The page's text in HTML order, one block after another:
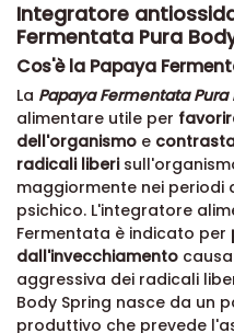
Integratore
Fermentata Pura
Cos'è la Papaya
La Papaya Fermentata Pura
alimentare utile per
dell'organismo e
radicali liberi
maggiormente nei periodi
psichico. L'integratore
Fermentata è indicato per
dall'invecchiamento
aggressiva dei radicali
Body Spring nasce da un
produttivo che prevede